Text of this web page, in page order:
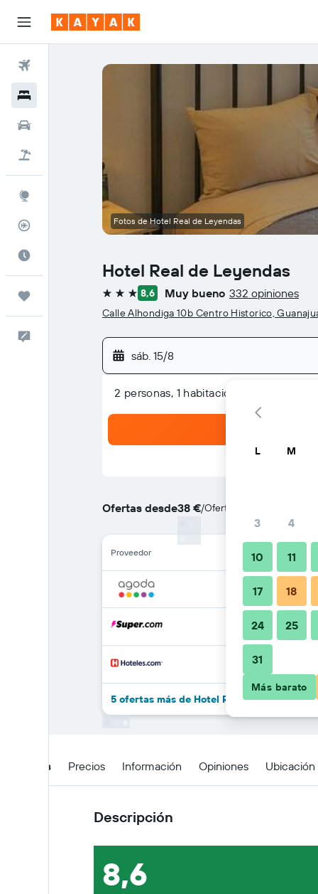
Hotel Real de Leyendas
3 estrellas
8,6 Muy bueno 332 opiniones
Calle Alhondiga 10b Centro Historico,
sáb. 15/8
2 personas, 1 habitación
Ofertas desde38 €/Oferta más barata de
Proveedor
5 ofertas más de Hotel Real de Leyendas
Fotos de Hotel Real de Leyendas
Detalles Precios Información Opiniones Ubicación
Descripción
8,6
L M
3 4
10 11
17 18
24 25
31
Más barato